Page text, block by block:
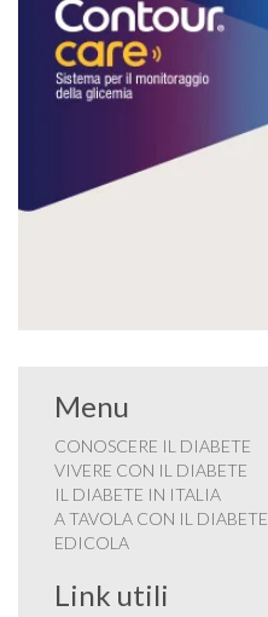
Menu
CONOSCERE IL DIABETE
VIVERE CON IL DIABETE
IL DIABETE IN ITALIA
A TAVOLA CON IL DIABETE
EDICOLA
Link utili